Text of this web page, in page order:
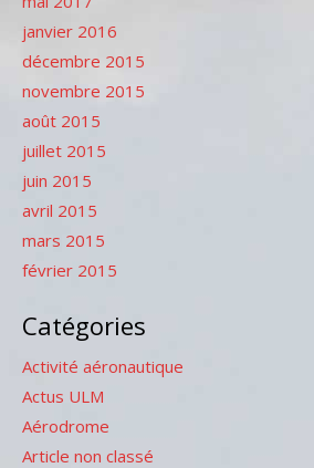
janvier 2016
décembre 2015
novembre 2015
août 2015
juillet 2015
juin 2015
avril 2015
mars 2015
février 2015
Catégories
Activité aéronautique
Actus ULM
Aérodrome
Article non classé